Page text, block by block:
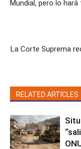
Mundial, pero lo
La Corte Suprema
RELATED ARTICLES